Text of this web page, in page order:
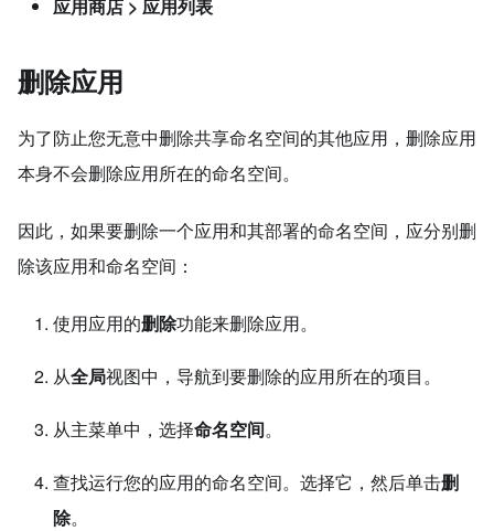
应用商店 > 应用列表
删除应用
为了防止您无意中删除共享命名空间的其他应用，删除应用
本身不会删除应用所在的命名空间。
因此，如果要删除一个应用和其部署的命名空间，应分别删
除该应用和命名空间：
使用应用的删除功能来删除应用。
从全局视图中，导航到要删除的应用所在的项目。
从主菜单中，选择命名空间。
查找运行您的应用的命名空间。选择它，然后单击删
除。